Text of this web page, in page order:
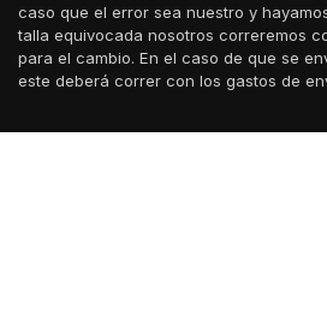
caso que el error sea nuestro y
talla equivocada nosotros correremos
para el cambio. En el caso de que se
este deberá correr con los gastos de